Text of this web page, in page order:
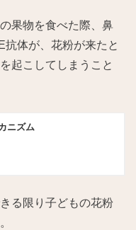
果物を食べた際、鼻
体が、花粉が来たと
起こしてしまうこと
ニズム
る限り子どもの花粉